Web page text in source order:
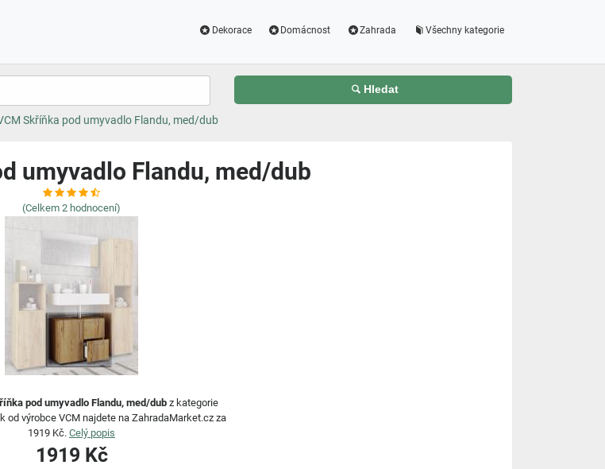
Dekorace Domácnost Zahrada Všechny kategorie
Hledat
Skříňka pod umyvadlo Flandu, med/dub
umyvadlo Flandu, med/dub
(Celkem 2 hodnocení)
pod umyvadlo Flandu, med/dubz kategorie
od výrobce VCM najdete na ZahradaMarket.cz za
1919 Kč. Celý popis
1919 Kč